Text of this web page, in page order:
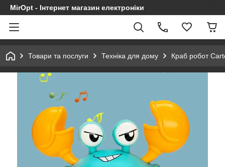
MirOpt - Інтернет магазин електроніки
Товари та послуги Техніка для дому Краб робот